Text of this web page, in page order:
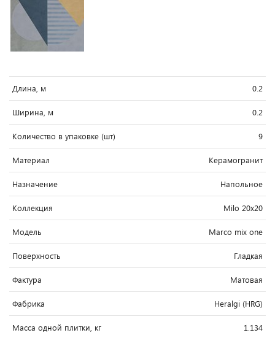
Длина, м 0.2
Ширина, м 0.2
Количество в упаковке (шт) 9
Материал Керамогранит
Назначение Напольное
Коллекция Milo 20x20
Модель Marco mix one
Поверхность Гладкая
Фактура Матовая
Фабрика Heralgi (HRG)
Масса одной плитки, кг 1.134